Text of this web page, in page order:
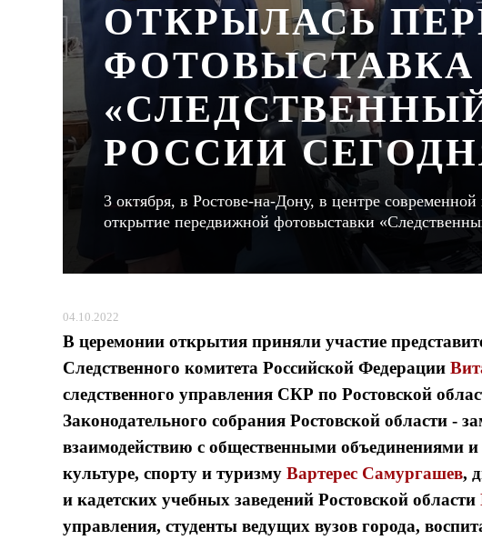
ОТКРЫЛАСЬ
ФОТОВЫСТАВКА
РОССИИ
3 октября, в Ростове-на-Дону, в центре
открытие передвижной фотовыставки
04.10.2022
В церемонии открытия приняли участие
Следственного комитета Российской Федерации
следственного управления СКР по Ростовской
Законодательного собрания Ростовской области -
взаимодействию с общественными объединениями
культуре, спорту и туризму Вартерес Самургашев,
и кадетских учебных заведений Ростовской области
управления, студенты ведущих вузов города,